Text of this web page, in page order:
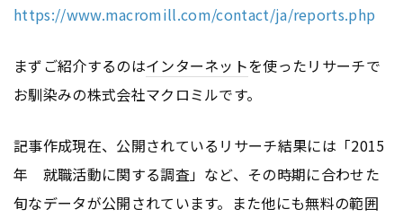
https://www.macromill.com/contact/ja/reports.php
まずご紹介するのはインターネットを使ったリサーチで
お馴染みの株式会社マクロミルです。
記事作成現在、公開されているリサーチ結果には「2015
年 就職活動に関する調査」など、その時期に合わせた
旬なデータが公開されています。また他にも無料の範囲